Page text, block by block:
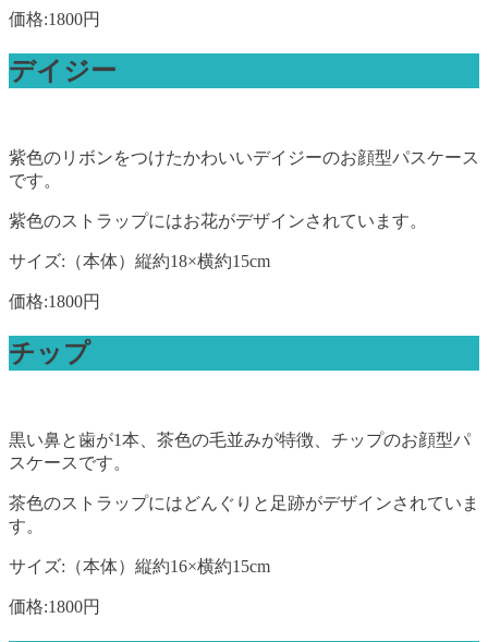
価格:1800円
デイジー
紫色のリボンをつけたかわいいデイジーのお顔型パスケース
です。
紫色のストラップにはお花がデザインされています。
サイズ:（本体）縦約18×横約15cm
価格:1800円
チップ
黒い鼻と歯が1本、茶色の毛並みが特徴、チップのお顔型パ
スケースです。
茶色のストラップにはどんぐりと足跡がデザインされていま
す。
サイズ:（本体）縦約16×横約15cm
価格:1800円